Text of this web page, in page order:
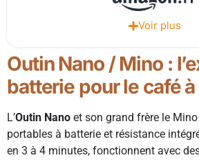
Voir plus
Outin Nano / Mino :
batterie pour le café à
L’Outin Nano et son grand frère le
portables à batterie et résistance
en 3 à 4 minutes, fonctionnent avec